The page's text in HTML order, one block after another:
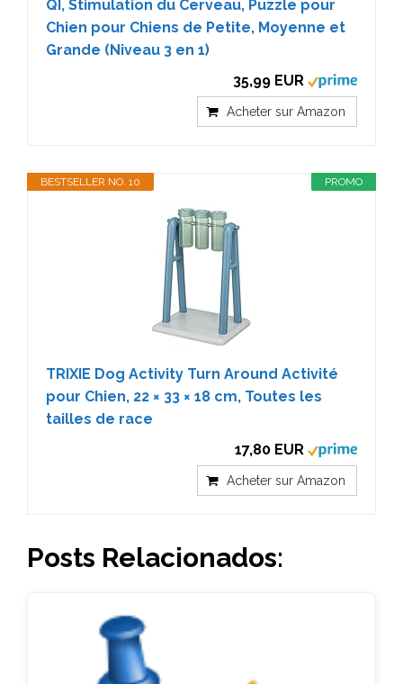
QI, Stimulation du Cerveau, Puzzle pour
Chien pour Chiens de Petite, Moyenne et
Grande (Niveau 3 en 1)
35,99 EUR
Acheter sur Amazon
PROMO
BESTSELLER NO. 10
TRIXIE Dog Activity Turn Around Activité
pour Chien, 22 × 33 × 18 cm, Toutes les
tailles de race
17,80 EUR
Acheter sur Amazon
Posts Relacionados: